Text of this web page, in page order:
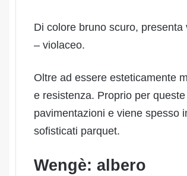
Di colore bruno scuro,
– violaceo.
Oltre ad essere esteticamente
e resistenza. Proprio per
pavimentazioni e viene spesso
sofisticati parquet.
Wengè: albero